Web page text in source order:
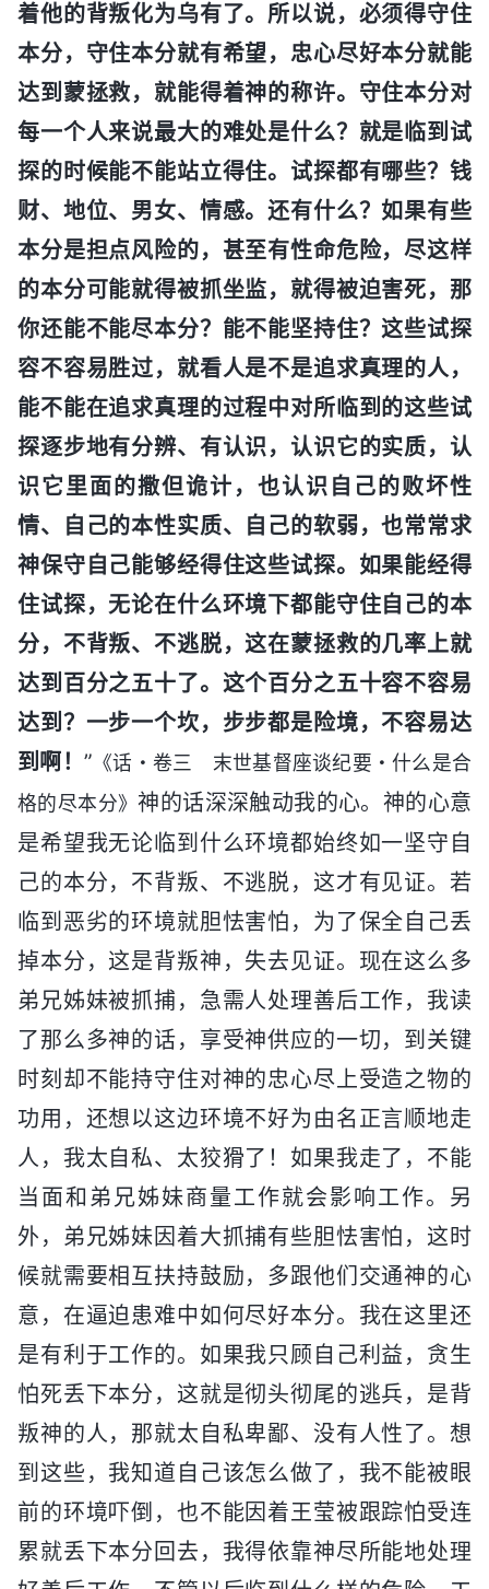
着他的背叛化为乌有了。所以说，必须得守住
本分，守住本分就有希望，忠心尽好本分就能
达到蒙拯救，就能得着神的称许。守住本分对
每一个人来说最大的难处是什么？就是临到试
探的时候能不能站立得住。试探都有哪些？钱
财、地位、男女、情感。还有什么？如果有些
本分是担点风险的，甚至有性命危险，尽这样
的本分可能就得被抓坐监，就得被迫害死，那
你还能不能尽本分？能不能坚持住？这些试探
容不容易胜过，就看人是不是追求真理的人，
能不能在追求真理的过程中对所临到的这些试
探逐步地有分辨、有认识，认识它的实质，认
识它里面的撒但诡计，也认识自己的败坏性
情、自己的本性实质、自己的软弱，也常常求
神保守自己能够经得住这些试探。如果能经得
住试探，无论在什么环境下都能守住自己的本
分，不背叛、不逃脱，这在蒙拯救的几率上就
达到百分之五十了。这个百分之五十容不容易
达到？一步一个坎，步步都是险境，不容易达
到啊！ ” 《话・卷三 末世基督座谈纪要・什么是合
格的尽本分》 神的话深深触动我的心。神的心意
是希望我无论临到什么环境都始终如一坚守自
己的本分，不背叛、不逃脱，这才有见证。若
临到恶劣的环境就胆怯害怕，为了保全自己丢
掉本分，这是背叛神，失去见证。现在这么多
弟兄姊妹被抓捕，急需人处理善后工作，我读
了那么多神的话，享受神供应的一切，到关键
时刻却不能持守住对神的忠心尽上受造之物的
功用，还想以这边环境不好为由名正言顺地走
人，我太自私、太狡猾了！如果我走了，不能
当面和弟兄姊妹商量工作就会影响工作。另
外，弟兄姊妹因着大抓捕有些胆怯害怕，这时
候就需要相互扶持鼓励，多跟他们交通神的心
意，在逼迫患难中如何尽好本分。我在这里还
是有利于工作的。如果我只顾自己利益，贪生
怕死丢下本分，这就是彻头彻尾的逃兵，是背
叛神的人，那就太自私卑鄙、没有人性了。想
到这些，我知道自己该怎么做了，我不能被眼
前的环境吓倒，也不能因着王莹被跟踪怕受连
累就丢下本分回去，我得依靠神尽所能地处理